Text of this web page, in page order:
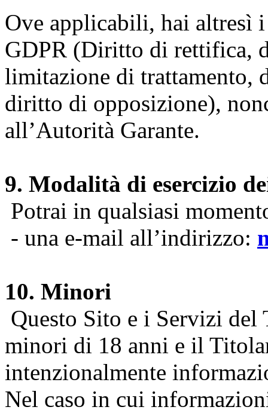
Ove applicabili, hai
GDPR (Diritto di rettifica,
limitazione di trattamento,
diritto di opposizione),
all’Autorità Garante.
9. Modalità di esercizio
Potrai in qualsiasi
- una e-mail all’indirizzo:
10. Minori
Questo Sito e i Servizi del
minori di 18 anni e il
intenzionalmente
Nel caso in cui